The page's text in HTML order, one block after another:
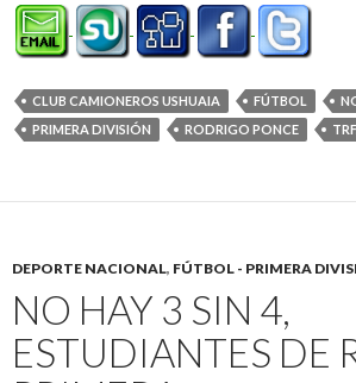
CLUB CAMIONEROS USHUAIA FÚTBOL
PRIMERA DIVISIÓN
RODRIGO PONCE
DEPORTE NACIONAL, FÚTBOL - PRIMERA
NO HAY 3 SIN 4,
ESTUDIANTES DE